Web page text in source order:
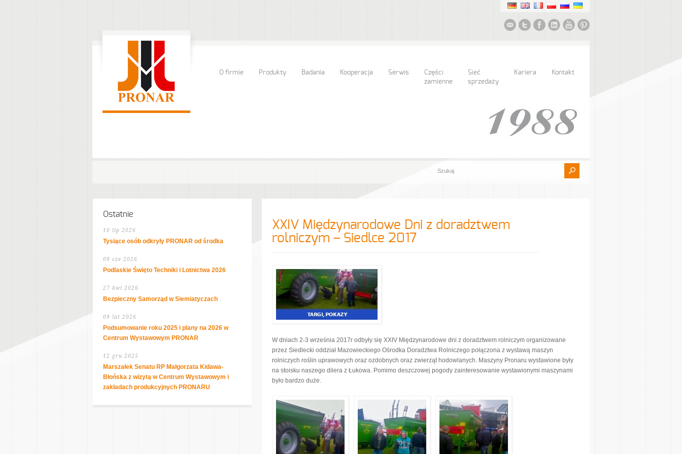
O firmie Produkty Badania Kooperacja Serwis
Części
zamienne
Sieć
sprzedaży
Kariera Kontakt
XXIV Międzynarodowe Dni z doradztwem
rolniczym – Siedlce 2017
W dniach 2-3 września 2017r odbyły się XXIV Międzynarodowe dni z doradztwem rolniczym organizowane
przez Siedlecki oddział Mazowieckiego Ośrodka Doradztwa Rolniczego połączona z wystawą maszyn
rolniczych roślin uprawowych oraz ozdobnych oraz zwierząt hodowlanych. Maszyny Pronaru wystawione były
na stoisku naszego dilera z Łukowa. Pomimo deszczowej pogody zainteresowanie wystawionymi maszynami
było bardzo duże.
Ostatnie
10 lip 2026
Tysiące osób odkryły PRONAR od środka
09 cze 2026
Podlaskie Święto Techniki i Lotnictwa 2026
27 kwi 2026
Bezpieczny Samorząd w Siemiatyczach
09 lut 2026
Podsumowanie roku 2025 i plany na 2026 w
Centrum Wystawowym PRONAR
12 gru 2025
Marszałek Senatu RP Małgorzata Kidawa-
Błońska z wizytą w Centrum Wystawowym i
zakładach produkcyjnych PRONARU